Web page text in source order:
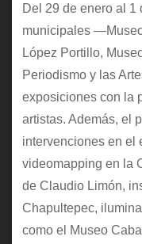
Del 29 de enero al 1
municipales
López Portillo,
Periodismo y las
exposiciones con la
artistas. Además, el
intervenciones en el
videomapping en la
de Claudio Limón,
Chapultepec,
como el Museo